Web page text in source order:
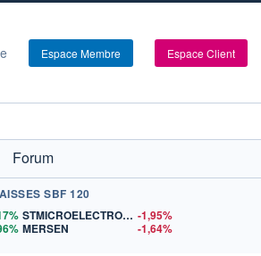
Espace Membre Espace Client
Forum
SBF 120
STMICROELECTRONICS -1,95%
MERSEN
-1,64%